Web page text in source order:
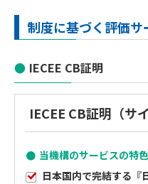
制度に基づく評価サ
IECEE CB証明
IECEE CB証明（サ
当機構のサービスの特色
日本国内で完結する『